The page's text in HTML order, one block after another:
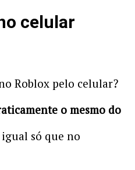
celular
Roblox pelo celular?
o mesmo do
só que no